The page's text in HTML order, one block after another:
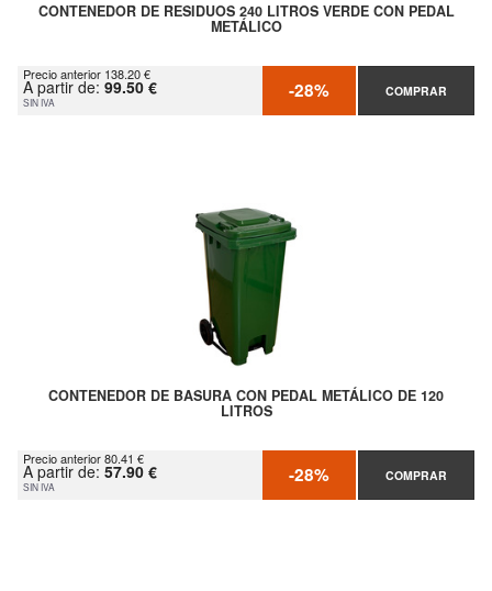
CONTENEDOR DE RESIDUOS 240 LITROS VERDE CON PEDAL
METÁLICO
Precio anterior 138.20 €
A partir de: 99.50 €
SIN IVA -28% COMPRAR
CONTENEDOR DE BASURA CON PEDAL METÁLICO DE 120
LITROS
Precio anterior 80.41 €
A partir de: 57.90 €
SIN IVA -28% COMPRAR